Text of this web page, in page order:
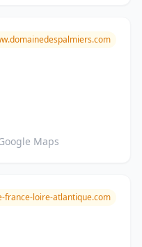
Maps
france-loire-atlantique.com